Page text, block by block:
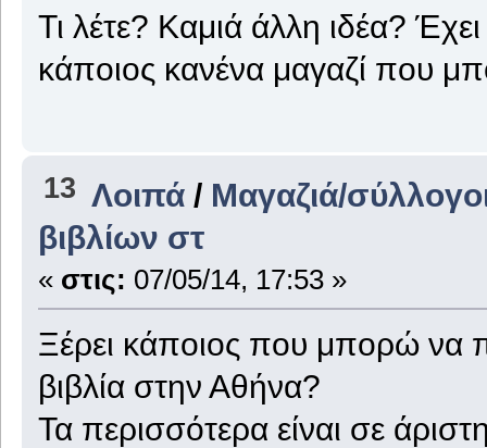
Τι λέτε? Καμιά άλλη ιδέα? Έχει
κάποιος κανένα μαγαζί που
13 Λοιπά / Μαγαζιά/
βιβλίων στ
« στις: 07/05/14, 17:53 »
Ξέρει κάποιος που μπορώ
βιβλία στην Αθήνα?
Τα περισσότερα είναι σε